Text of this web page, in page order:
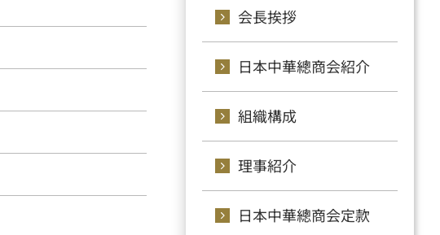
会長挨拶
日本中華總商会紹介
組織構成
理事紹介
日本中華總商会定款